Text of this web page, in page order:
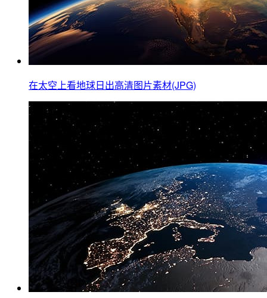
在太空上看地球日出高清图片素材(JPG)